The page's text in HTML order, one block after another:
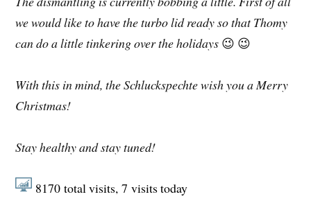
we would like to have the turbo lid ready so that Thomy
can do a little tinkering over the holidays 😉 😉
With this in mind, the Schluckspechte wish you a Merry
Christmas!
Stay healthy and stay tuned!
8170 total visits, 7 visits today